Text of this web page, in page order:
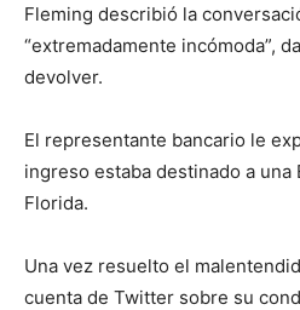
Fleming describió la
“extremadamente incómoda”,
devolver.
El representante bancario le
ingreso estaba destinado a
Florida.
Una vez resuelto el
cuenta de Twitter sobre su